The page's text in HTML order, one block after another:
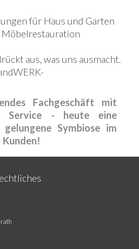
für Haus und Garten
Möbelrestauration
aus, was uns ausmacht.
Fachgeschäft mit
Service - heute eine
Symbiose im
Kunden!